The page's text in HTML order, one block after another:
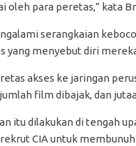
oleh para peretas,” kata
serangkaian
yang menyebut diri
akses ke jaringan
film dibajak, dan
itu dilakukan di tengah
CIA untuk